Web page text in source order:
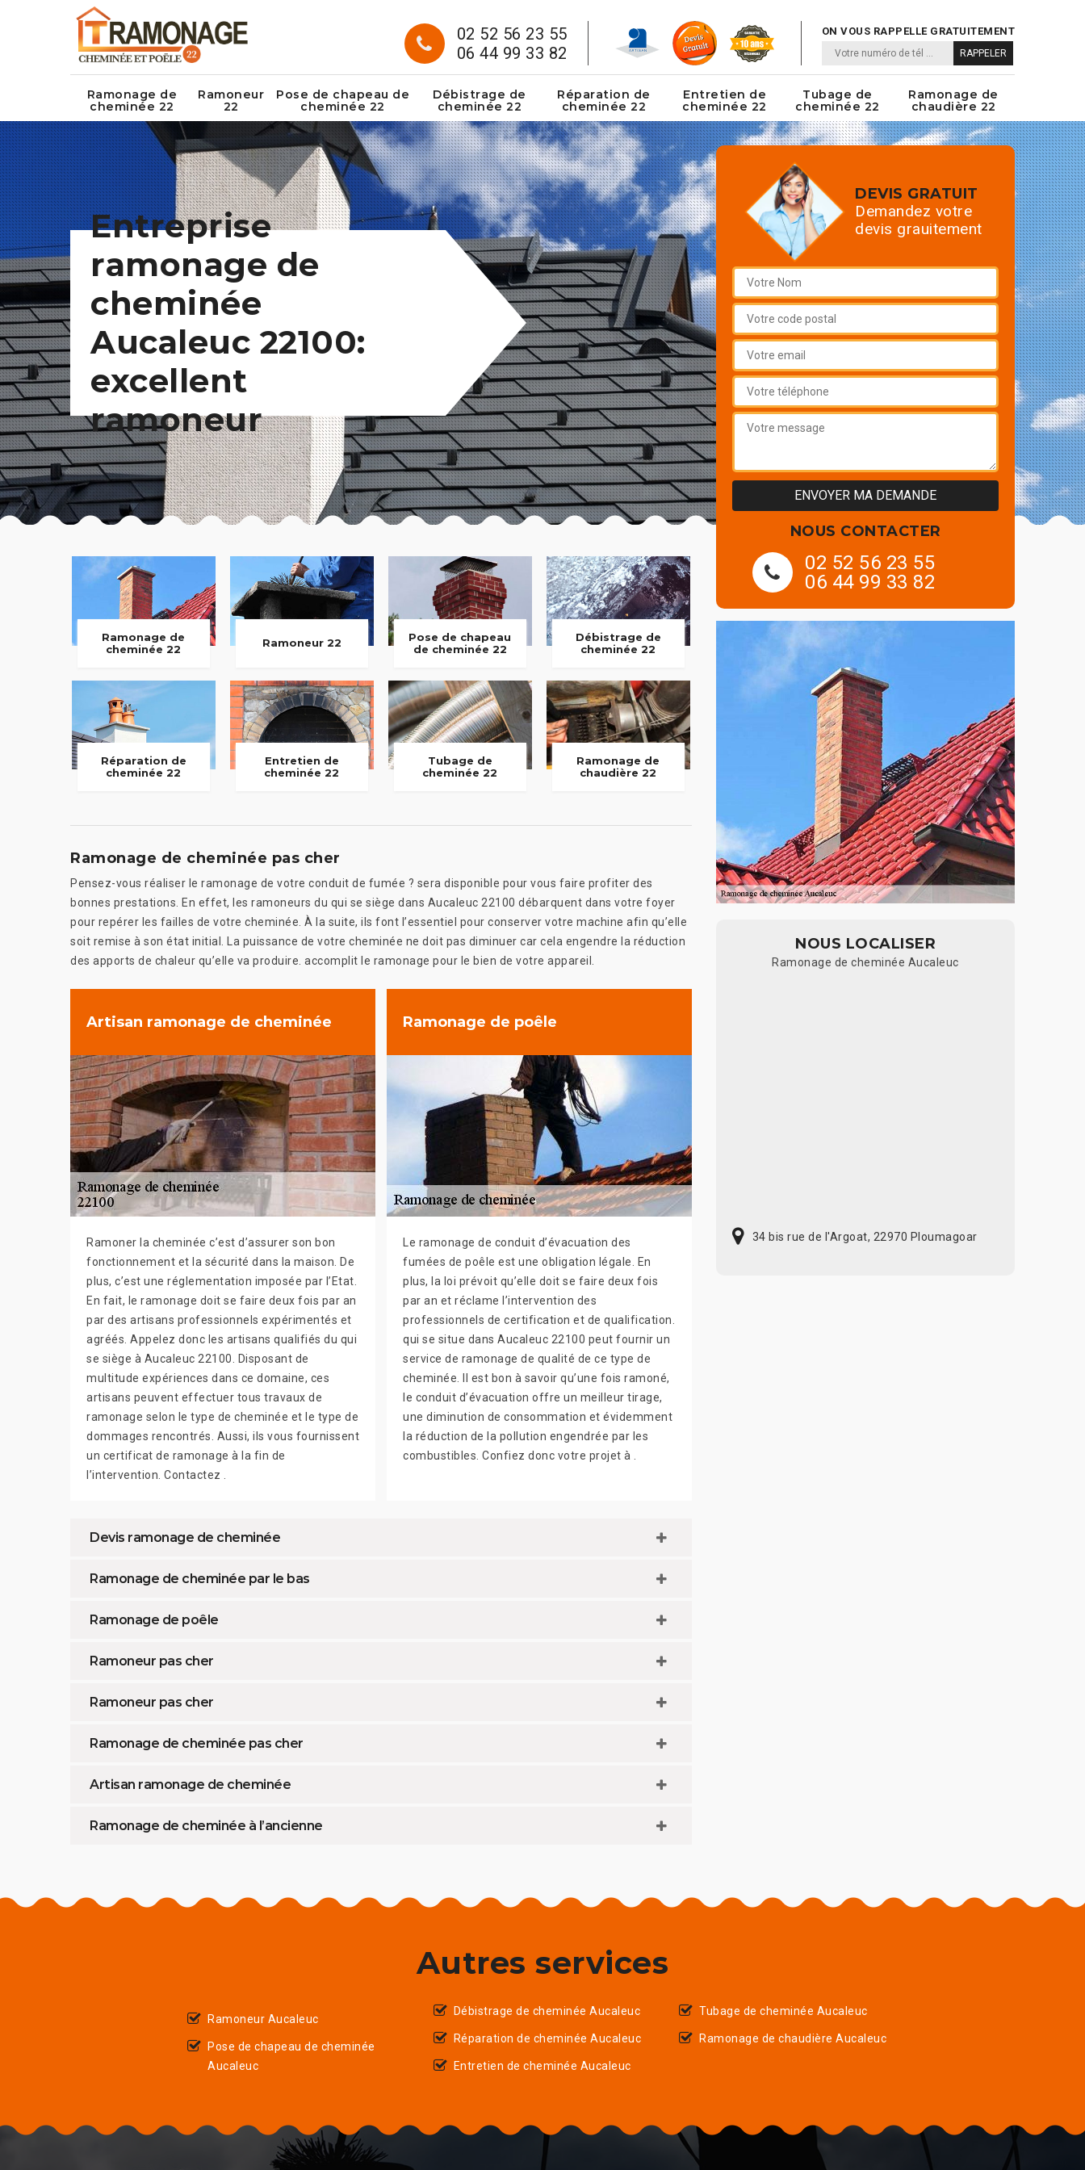
02 52 56 23 55
06 44 99 33 82
ON VOUS RAPPELLE GRATUITEMENT
Ramonage de
cheminée 22
Ramoneur
22
Pose de chapeau de
cheminée 22
Débistrage de
cheminée 22
Réparation de
cheminée 22
Entretien de
cheminée 22
Tubage de
cheminée 22
Ramonage de
chaudière 22
Entreprise
ramonage de
cheminée
Aucaleuc 22100:
excellent
ramoneur
Ramonage de
cheminée 22
Ramoneur 22
Pose de chapeau
de cheminée 22
Débistrage de
cheminée 22
Réparation de
cheminée 22
Entretien de
cheminée 22
Tubage de
cheminée 22
Ramonage de
chaudière 22
Ramonage de cheminée pas cher
Pensez-vous réaliser le ramonage de votre conduit de fumée ? sera disponible pour vous faire profiter des
bonnes prestations. En effet, les ramoneurs du qui se siège dans Aucaleuc 22100 débarquent dans votre foyer
pour repérer les failles de votre cheminée. À la suite, ils font l’essentiel pour conserver votre machine afin qu’elle
soit remise à son état initial. La puissance de votre cheminée ne doit pas diminuer car cela engendre la réduction
des apports de chaleur qu’elle va produire. accomplit le ramonage pour le bien de votre appareil.
Artisan ramonage de cheminée
Ramoner la cheminée c’est d’assurer son bon
fonctionnement et la sécurité dans la maison. De
plus, c’est une réglementation imposée par l’Etat.
En fait, le ramonage doit se faire deux fois par an
par des artisans professionnels expérimentés et
agréés. Appelez donc les artisans qualifiés du qui
se siège à Aucaleuc 22100. Disposant de
multitude expériences dans ce domaine, ces
artisans peuvent effectuer tous travaux de
ramonage selon le type de cheminée et le type de
dommages rencontrés. Aussi, ils vous fournissent
un certificat de ramonage à la fin de
l’intervention. Contactez .
Ramonage de poêle
Le ramonage de conduit d’évacuation des
fumées de poêle est une obligation légale. En
plus, la loi prévoit qu’elle doit se faire deux fois
par an et réclame l’intervention des
professionnels de certification et de qualification.
qui se situe dans Aucaleuc 22100 peut fournir un
service de ramonage de qualité de ce type de
cheminée. Il est bon à savoir qu’une fois ramoné,
le conduit d’évacuation offre un meilleur tirage,
une diminution de consommation et évidemment
la réduction de la pollution engendrée par les
combustibles. Confiez donc votre projet à .
Devis ramonage de cheminée
Ramonage de cheminée par le bas
Ramonage de poêle
Ramoneur pas cher
Ramoneur pas cher
Ramonage de cheminée pas cher
Artisan ramonage de cheminée
Ramonage de cheminée à l’ancienne
DEVIS GRATUIT
Demandez votre
devis grauitement
NOUS CONTACTER
02 52 56 23 55
06 44 99 33 82
NOUS LOCALISER
Ramonage de cheminée Aucaleuc
34 bis rue de l'Argoat, 22970 Ploumagoar
Autres services
Ramoneur Aucaleuc
Pose de chapeau de cheminée
Aucaleuc
Débistrage de cheminée Aucaleuc
Réparation de cheminée Aucaleuc
Entretien de cheminée Aucaleuc
Tubage de cheminée Aucaleuc
Ramonage de chaudière Aucaleuc